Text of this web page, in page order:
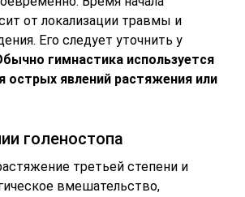
от локализации травмы и
Его следует уточнить у
гимнастика используется
острых явлений растяжения или
голеностопа
третьей степени и
вмешательство,